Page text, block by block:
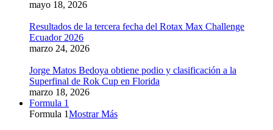
mayo 18, 2026
Resultados de la tercera fecha del Rotax Max Challenge
Ecuador 2026
marzo 24, 2026
Jorge Matos Bedoya obtiene podio y clasificación a la
Superfinal de Rok Cup en Florida
marzo 18, 2026
Formula 1
Formula 1Mostrar Más